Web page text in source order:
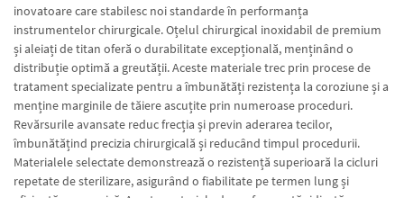
inovatoare care stabilesc noi standarde în performanța
instrumentelor chirurgicale. Oțelul chirurgical inoxidabil de premium
și aleiați de titan oferă o durabilitate excepțională, menținând o
distribuție optimă a greutății. Aceste materiale trec prin procese de
tratament specializate pentru a îmbunătăți rezistența la coroziune și a
menține marginile de tăiere ascuțite prin numeroase proceduri.
Revărsurile avansate reduc frecția și previn aderarea tecilor,
îmbunătățind precizia chirurgicală și reducând timpul procedurii.
Materialele selectate demonstrează o rezistență superioară la cicluri
repetate de sterilizare, asigurând o fiabilitate pe termen lung și